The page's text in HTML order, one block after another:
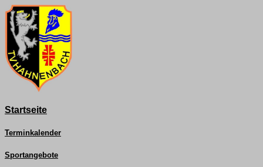
Startseite
Terminkalender
Sportangebote